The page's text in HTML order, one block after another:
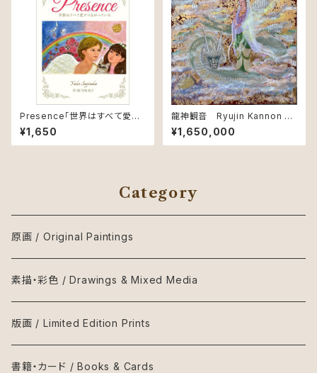
Presence「世界はすべて愛で
つながっている」 "All is conne
cted through love."
¥1,650
龍神観音 Ryujin Kannon –
Dragon Guardian of Comp
assion
¥1,650,000
Category
原画 / Original Paintings
素描・彩色 / Drawings & Mixed Media
版画 / Limited Edition Prints
書籍・カード / Books & Cards